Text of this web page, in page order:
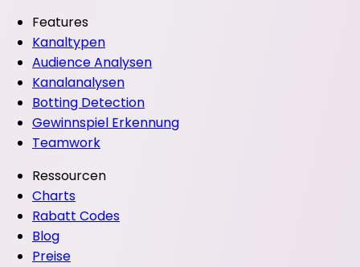
Features
Kanaltypen
Audience Analysen
Kanalanalysen
Botting Detection
Gewinnspiel Erkennung
Teamwork
Ressourcen
Charts
Rabatt Codes
Blog
Preise